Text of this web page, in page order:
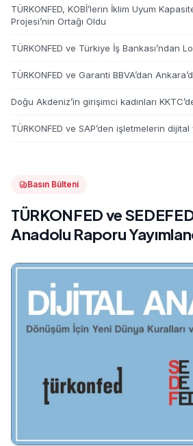
Basın Bülteni
TÜRKONFED ve
Anadolu Raporu
TÜRKONFED, KOBİ’lerin İklim Uyum
Projesi’nin Ortağı Oldu
TÜRKONFED ve Türkiye İş Bankası’ndan
TÜRKONFED ve Garanti BBVA’dan
Doğu Akdeniz’in girişimci kadınları
TÜRKONFED ve SAP’den işletmelerin